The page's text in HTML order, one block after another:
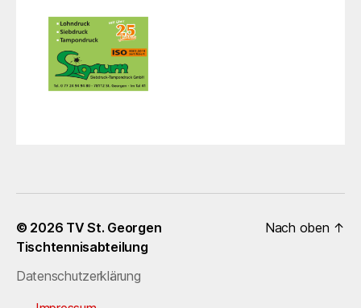
© 2026 TV St. Georgen
Tischtennisabteilung
Datenschutzerklärung
Nach oben ↑